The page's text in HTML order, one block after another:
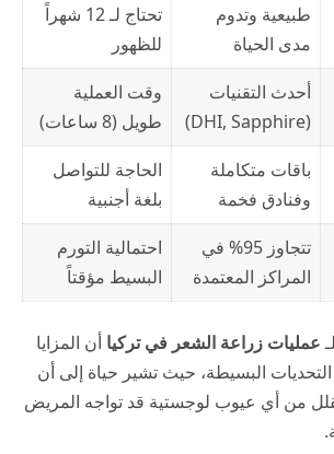
طبيعية وتدوم
مدى الحياة
تحتاج لـ 12 شهراً
للظهور
أحدث التقنيات
(DHI, Sapphire)
وقت العملية
طويل (8 ساعات)
باقات متكاملة
وفنادق فخمة
الحاجة للتواصل
بلغة أجنبية
تتجاوز 95% في
المراكز المعتمدة
احتمالية التورم
البسيط مؤقتاً
عمليات زراعة الشعر في تركيا أن المزايا
البسيطة، حيث تشير حياة إلى أن
من أي عيوب لوجستية قد تواجه المريض